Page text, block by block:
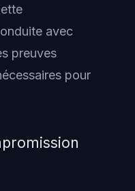
avec
preuves
pour